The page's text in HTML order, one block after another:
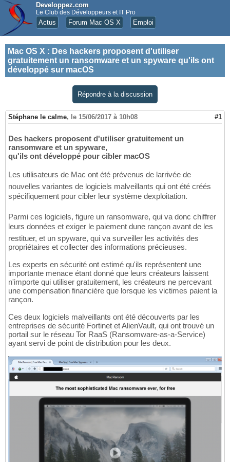
Developpez.com
Le Club des Développeurs et IT Pro
Actus Forum Mac OS X Emploi
Mac OS X : Des hackers proposent d'utiliser
gratuitement un ransomware et un spyware qu'ils ont
développé sur macOS
Répondre à la discussion
Stéphane le calme, le 15/06/2017 à 10h08 #1
Des hackers proposent d'utiliser gratuitement un
ransomware et un spyware,
qu'ils ont développé pour cibler macOS
Les utilisateurs de Mac ont été prévenus de larrivée de
nouvelles variantes de logiciels malveillants qui ont été créés
spécifiquement pour cibler leur système dexploitation.
Parmi ces logiciels, figure un ransomware, qui va donc chiffrer
leurs données et exiger le paiement dune rançon avant de les
restituer, et un spyware, qui va surveiller les activités des
propriétaires et collecter des informations précieuses.
Les experts en sécurité ont estimé qu'ils représentent une
importante menace étant donné que leurs créateurs laissent
n'importe qui utiliser gratuitement, les créateurs ne percevant
une compensation financière que lorsque les victimes paient la
rançon.
Ces deux logiciels malveillants ont été découverts par les
entreprises de sécurité Fortinet et AlienVault, qui ont trouvé un
portail sur le réseau Tor RaaS (Ransomware-as-a-Service)
ayant servi de point de distribution pour les deux.